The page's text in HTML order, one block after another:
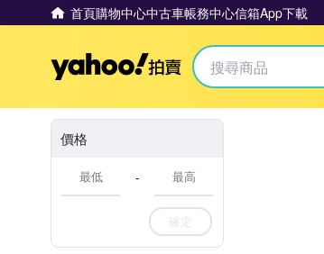
首頁購物中心中古車帳務中心信箱App下載
Yahoo拍賣
價格
-
確定